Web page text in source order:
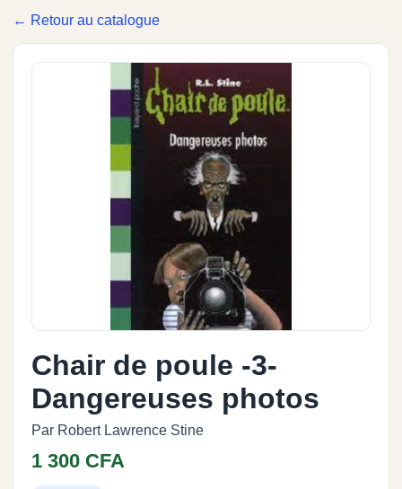
← Retour au catalogue
Chair de poule -3-
Dangereuses photos
Par Robert Lawrence Stine
1 300 CFA